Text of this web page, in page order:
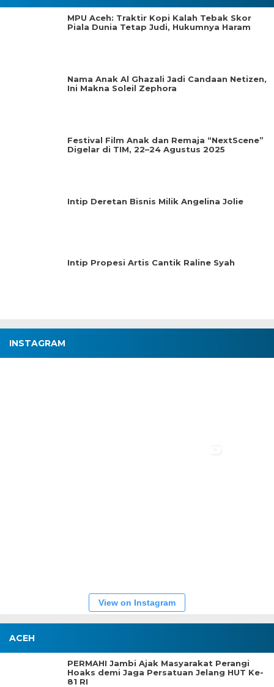
MPU Aceh: Traktir Kopi Kalah Tebak Skor
Piala Dunia Tetap Judi, Hukumnya Haram
Nama Anak Al Ghazali Jadi Candaan Netizen,
Ini Makna Soleil Zephora
Festival Film Anak dan Remaja “NextScene”
Digelar di TIM, 22–24 Agustus 2025
Intip Deretan Bisnis Milik Angelina Jolie
Intip Propesi Artis Cantik Raline Syah
INSTAGRAM
View on Instagram
ACEH
PERMAHI Jambi Ajak Masyarakat Perangi
Hoaks demi Jaga Persatuan Jelang HUT Ke-
81 RI